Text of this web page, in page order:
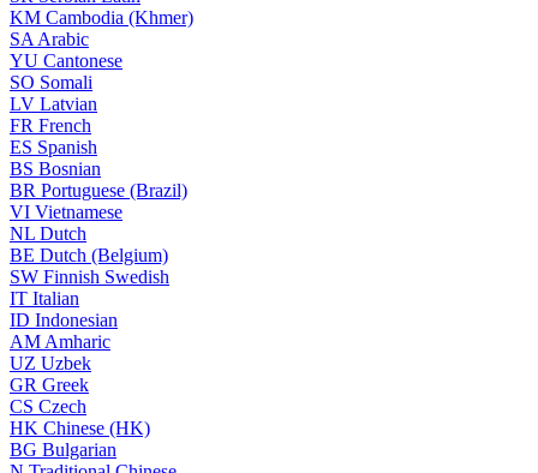
KM Cambodia (Khmer)
SA Arabic
YU Cantonese
SO Somali
LV Latvian
FR French
ES Spanish
BS Bosnian
BR Portuguese (Brazil)
VI Vietnamese
NL Dutch
BE Dutch (Belgium)
SW Finnish Swedish
IT Italian
ID Indonesian
AM Amharic
UZ Uzbek
GR Greek
CS Czech
HK Chinese (HK)
BG Bulgarian